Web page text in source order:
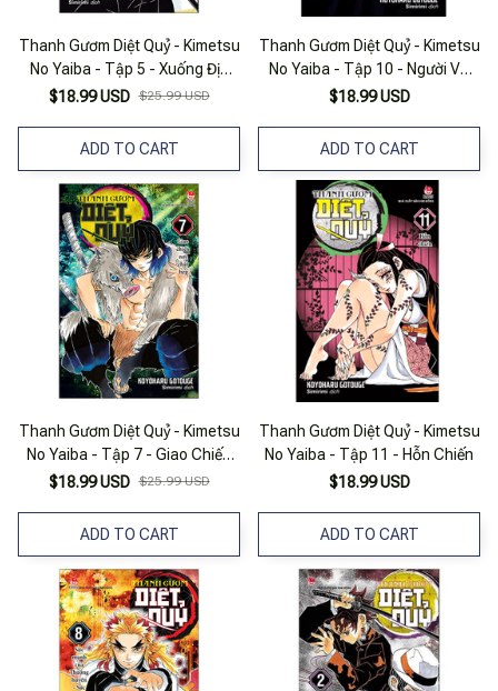
Thanh Gươm Diệt Quỷ - Kimetsu
No Yaiba - Tập 5 - Xuống Địa
Ngục (Tái Bản 2025)
$18.99 USD $25.99 USD
ADD TO CART
Thanh Gươm Diệt Quỷ - Kimetsu
No Yaiba - Tập 10 - Người Và
Quỷ
$18.99 USD
ADD TO CART
Thanh Gươm Diệt Quỷ - Kimetsu
No Yaiba - Tập 7 - Giao Chiến
Nơi Chật Hẹp (Tái Bản 2025)
$18.99 USD $25.99 USD
ADD TO CART
Thanh Gươm Diệt Quỷ - Kimetsu
No Yaiba - Tập 11 - Hỗn Chiến
$18.99 USD
ADD TO CART